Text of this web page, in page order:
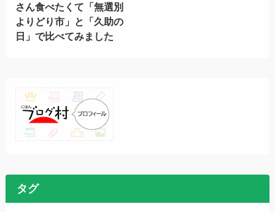
さん食べたくて「無選別
よりどり市」と「久助の
日」で比べてみました
タグ